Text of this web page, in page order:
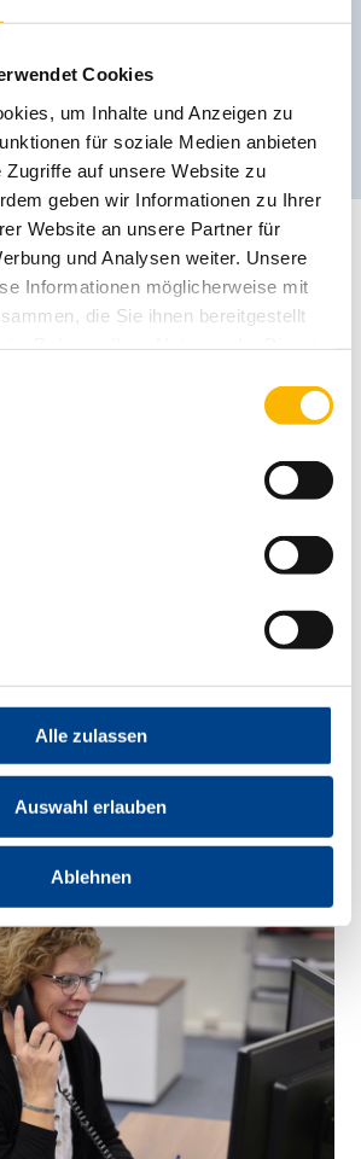
Cookies
um Inhalte und Anzeigen zu
für soziale Medien anbieten
Zugriffe auf unsere Website zu
geben wir Informationen zu Ihrer
Website an unsere Partner für
und Analysen weiter. Unsere
Informationen möglicherweise mit
die Sie ihnen bereitgestellt
Alle zulassen
Auswahl erlauben
Ablehnen
Kopfschmerzen leiden nicht
sondern auch unter den